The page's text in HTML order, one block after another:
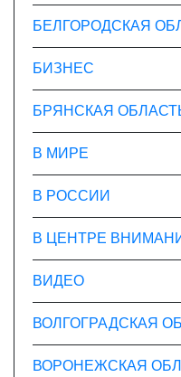
БЕЛГОРОДСКАЯ
БИЗНЕС
БРЯНСКАЯ
В МИРЕ
В РОССИИ
В ЦЕНТРЕ
ВИДЕО
ВОЛГОГРАДСКАЯ
ВОРОНЕЖСКАЯ